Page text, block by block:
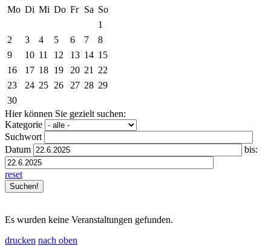
Mo Di Mi Do Fr Sa So
1
2
3 4 5 6 7
8
9
10 11 12 13 14 15
16
17 18 19 20 21
22
23
24 25 26 27 28 29
30
Hier können Sie gezielt suchen:
Kategorie
Suchwort
Datum
bis:
reset
Es wurden keine Veranstaltungen gefunden.
drucken nach oben